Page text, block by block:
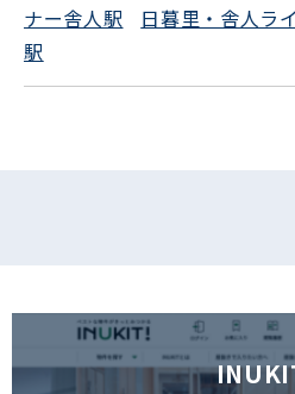
ナー舎人駅
日暮里・舎人ラ
駅